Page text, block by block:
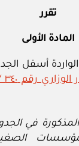
تقرر
المادة الأولى
أسفل
الوزاري رقم ٣٤٠ / ٢٠١٦
في